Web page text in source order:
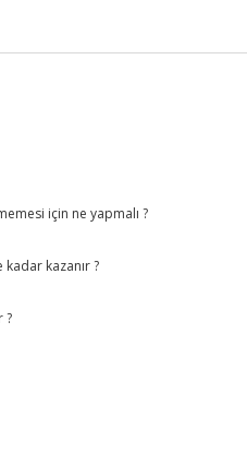
için ne yapmalı ?
kazanır ?
?